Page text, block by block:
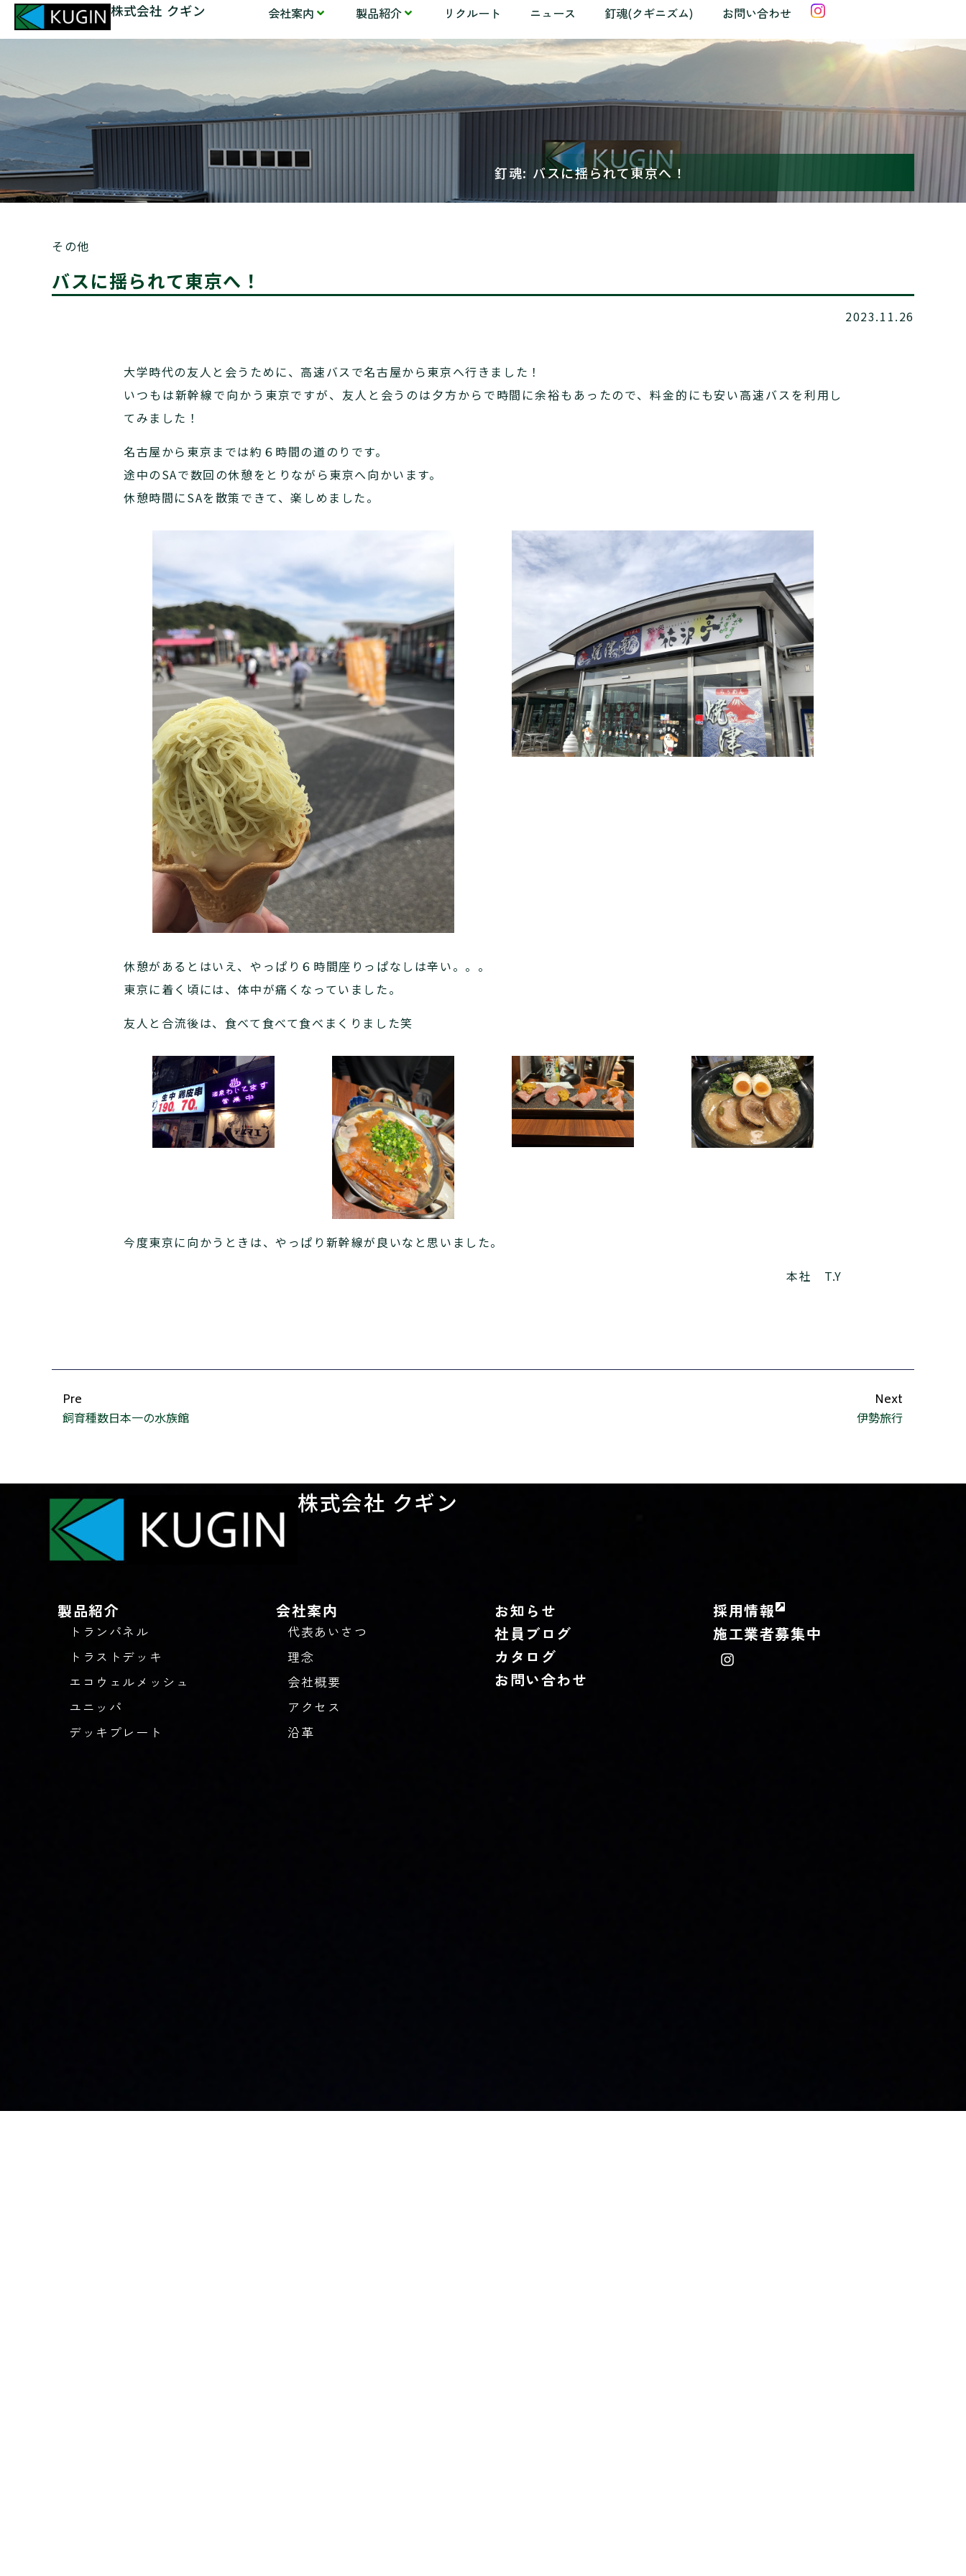
株式会社 クギン 会社案内 製品紹介 リクルート ニュース 釘魂(クギニズム) お問い合わせ
釘魂: バスに揺られて東京へ！
その他
バスに揺られて東京へ！
2023.11.26
大学時代の友人と会うために、高速バスで名古屋から東京へ行きました！
いつもは新幹線で向かう東京ですが、友人と会うのは夕方からで時間に余裕もあったので、料金的にも安い高速バスを利用し
てみました！
名古屋から東京までは約６時間の道のりです。
途中のSAで数回の休憩をとりながら東京へ向かいます。
休憩時間にSAを散策できて、楽しめました。
休憩があるとはいえ、やっぱり６時間座りっぱなしは辛い。。。
東京に着く頃には、体中が痛くなっていました。
友人と合流後は、食べて食べて食べまくりました笑
今度東京に向かうときは、やっぱり新幹線が良いなと思いました。
本社 T.Y
Pre
飼育種数日本一の水族館
Next
伊勢旅行
株式会社 クギン
製品紹介
トランパネル
トラストデッキ
エコウェルメッシュ
ユニッパ
デッキプレート
会社案内
代表あいさつ
理念
会社概要
アクセス
沿革
お知らせ
社員ブログ
カタログ
お問い合わせ
採用情報
施工業者募集中